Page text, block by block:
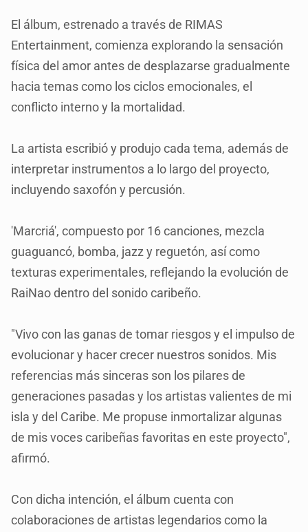
El álbum, estrenado a través de RIMAS
Entertainment, comienza explorando la sensación
física del amor antes de desplazarse gradualmente
hacia temas como los ciclos emocionales, el
conflicto interno y la mortalidad.
La artista escribió y produjo cada tema, además de
interpretar instrumentos a lo largo del proyecto,
incluyendo saxofón y percusión.
'Marcriá', compuesto por 16 canciones, mezcla
guaguancó, bomba, jazz y reguetón, así como
texturas experimentales, reflejando la evolución de
RaiNao dentro del sonido caribeño.
"Vivo con las ganas de tomar riesgos y el impulso de
evolucionar y hacer crecer nuestros sonidos. Mis
referencias más sinceras son los pilares de
generaciones pasadas y los artistas valientes de mi
isla y del Caribe. Me propuse inmortalizar algunas
de mis voces caribeñas favoritas en este proyecto",
afirmó.
Con dicha intención, el álbum cuenta con
colaboraciones de artistas legendarios como la